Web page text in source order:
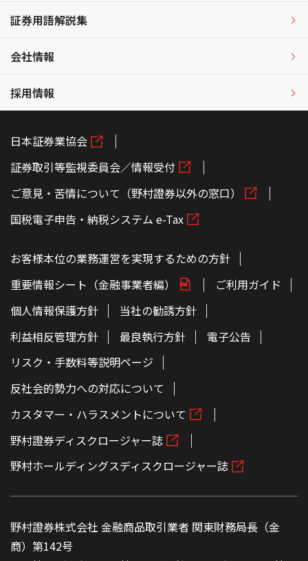
証券用語解説集
会社情報
採用情報
日本証券業協会
証券取引等監視委員会／情報受付
ご意見・苦情について（野村證券以外の窓口）
国税電子申告・納税システム e-Tax
お客様本位の業務運営を実現するための方針
重要情報シート（金融事業者編）
ご利用ガイド
個人情報保護方針
当社の勧誘方針
利益相反管理方針
最良執行方針
電子公告
リスク・手数料等説明ページ
反社会的勢力への対応について
カスタマー・ハラスメントについて
野村證券ディスクロージャー誌
野村ホールディングスディスクロージャー誌
野村證券株式会社 金融商品取引業者 関東財務局長（金
商）第142号